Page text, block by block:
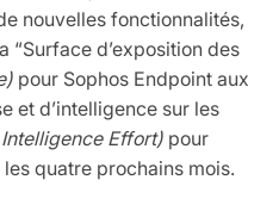
nouvelles fonctionnalités,
“Surface d’exposition des
pour Sophos Endpoint aux
et d’intelligence sur les
Effort) pour
quatre prochains mois.